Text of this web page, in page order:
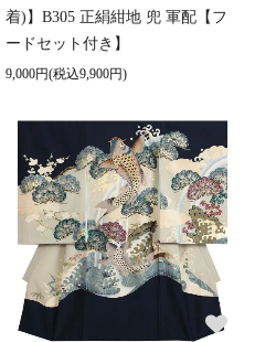
着)】B305 正絹紺地 兜 軍配【フ
ードセット付き】
9,000円(税込9,900円)